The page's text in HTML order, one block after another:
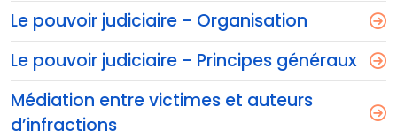
Le pouvoir judiciaire - Organisation
Le pouvoir judiciaire - Principes généraux
Médiation entre victimes et auteurs
d’infractions